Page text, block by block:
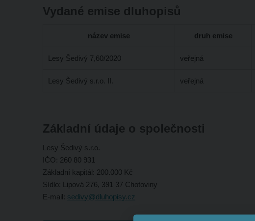
Vydané emise dluhopisů
název emise druh emise
Lesy Šedivý 7,60/2020 veřejná
Lesy Šedivý s.r.o. II. veřejná
Základní údaje o společnosti
Lesy Šedivý s.r.o.
IČO: 260 80 931
Základní kapitál: 200.000 Kč
Sídlo: Lipová 276, 391 37 Chotoviny
E-mail: sedivy@dluhopisy.cz